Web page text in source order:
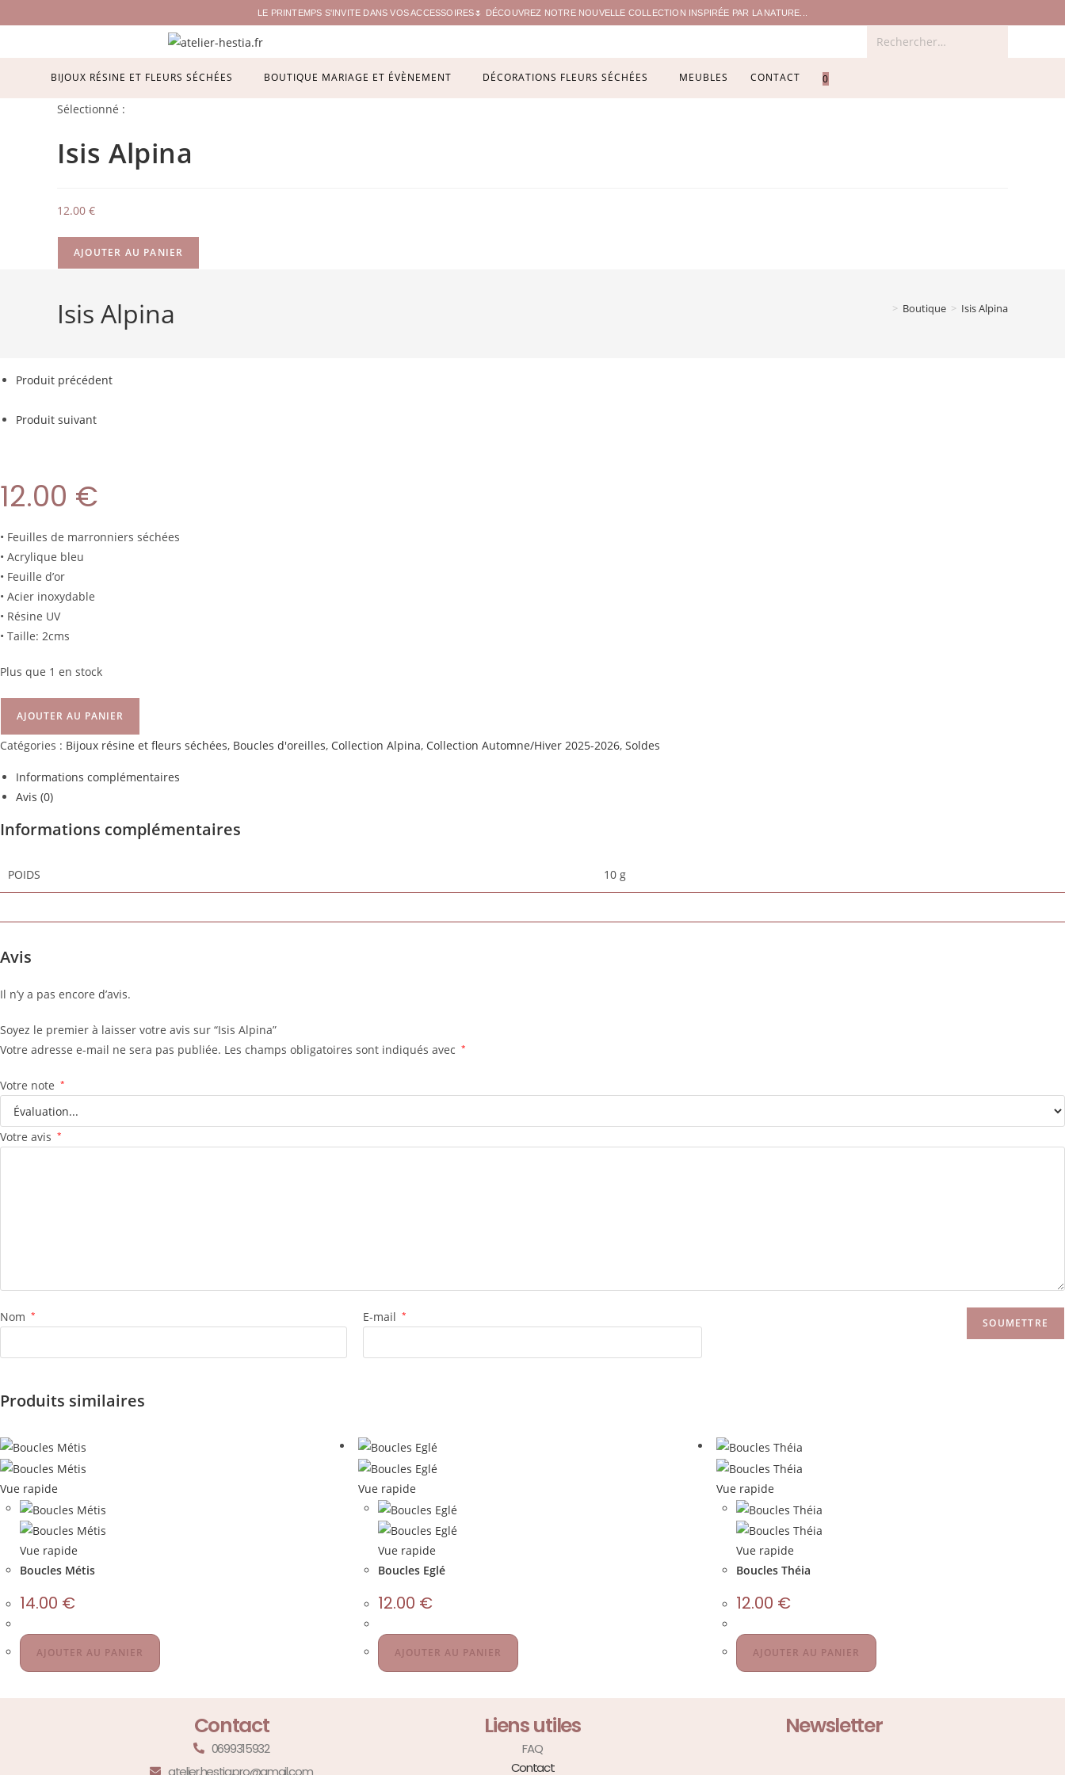
LE PRINTEMPS S'INVITE DANS VOS ACCESSOIRES🌷 DÉCOUVREZ NOTRE NOUVELLE COLLECTION INSPIRÉE PAR LA NATURE...
Rechercher…
BIJOUX RÉSINE ET FLEURS SÉCHÉES BOUTIQUE MARIAGE ET ÉVÈNEMENT DÉCORATIONS FLEURS SÉCHÉES MEUBLES CONTACT 0
Sélectionné :
Isis Alpina
12.00 €
AJOUTER AU PANIER
Isis Alpina > Boutique > Isis Alpina
Produit précédent
Produit suivant
12.00 €
• Feuilles de marronniers séchées
• Acrylique bleu
• Feuille d’or
• Acier inoxydable
• Résine UV
• Taille: 2cms
Plus que 1 en stock
AJOUTER AU PANIER
Catégories : Bijoux résine et fleurs séchées, Boucles d'oreilles, Collection Alpina, Collection Automne/Hiver 2025-2026, Soldes
Informations complémentaires
Avis (0)
Informations complémentaires
POIDS 10 g
Avis
Il n’y a pas encore d’avis.
Soyez le premier à laisser votre avis sur “Isis Alpina”
Votre adresse e-mail ne sera pas publiée. Les champs obligatoires sont indiqués avec *
Votre note *
Votre avis *
Nom * E-mail *
Produits similaires
Vue rapide
Vue rapide
Boucles Métis
14.00 €
AJOUTER AU PANIER
Vue rapide
Vue rapide
Boucles Eglé
12.00 €
AJOUTER AU PANIER
Vue rapide
Vue rapide
Boucles Théia
12.00 €
AJOUTER AU PANIER
Contact
0699315932
atelier.hestia.pro@gmail.com
Liens utiles
FAQ
Contact
Newsletter